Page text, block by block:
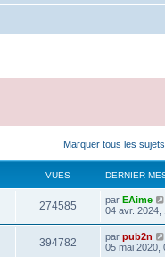
Marquer tous les
VUES DERNIER
274585 par EAime
04 avr. 2024,
394782 par pub2n
05 mai 2020,